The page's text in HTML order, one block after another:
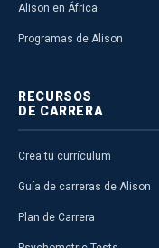
Alison en África
Programas de Alison
RECURSOS
DE CARRERA
Crea tu currículum
Guía de carreras de Alison
Plan de Carrera